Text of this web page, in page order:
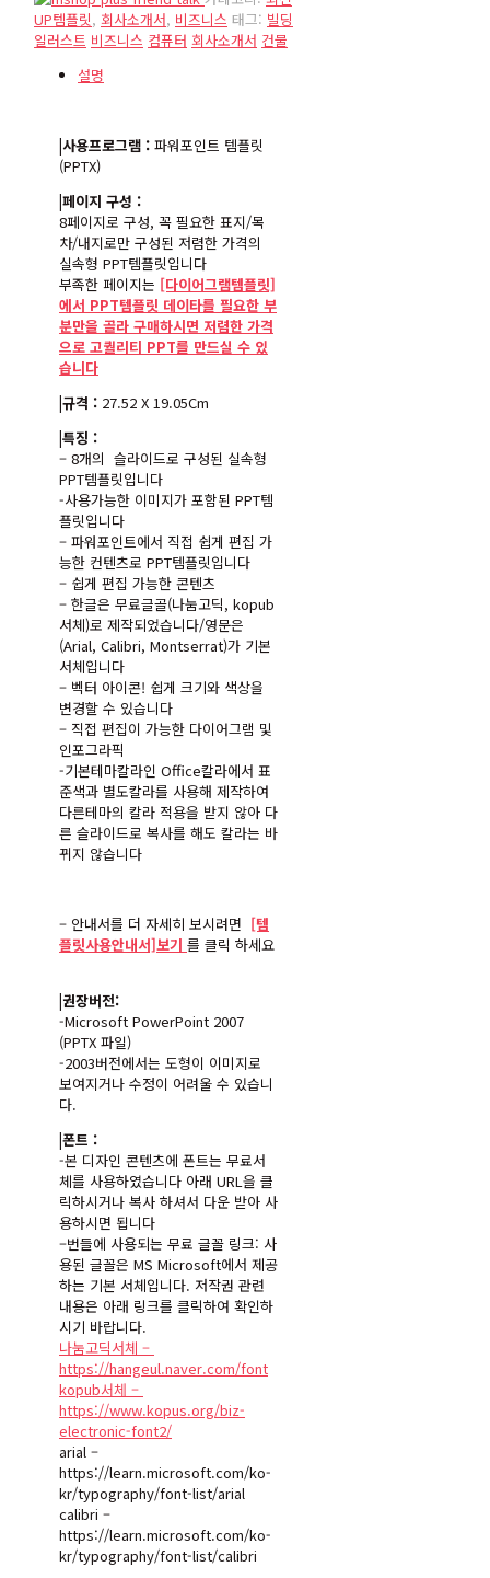
UP템플릿, 회사소개서, 비즈니스 태그: 빌딩
일러스트 비즈니스 컴퓨터 회사소개서 건물
설명
|사용프로그램 : 파워포인트 템플릿
(PPTX)
|페이지 구성 :
8페이지로 구성, 꼭 필요한 표지/목
차/내지로만 구성된 저렴한 가격의
실속형 PPT템플릿입니다
부족한 페이지는 [다이어그램템플릿]
에서 PPT템플릿 데이타를 필요한 부
분만을 골라 구매하시면 저렴한 가격
으로 고퀄리티 PPT를 만드실 수 있
습니다
|규격 : 27.52 X 19.05Cm
|특징 :
– 8개의 슬라이드로 구성된 실속형
PPT템플릿입니다
-사용가능한 이미지가 포함된 PPT템
플릿입니다
– 파워포인트에서 직접 쉽게 편집 가
능한 컨텐츠로 PPT템플릿입니다
– 쉽게 편집 가능한 콘텐츠
– 한글은 무료글골(나눔고딕, kopub
서체)로 제작되었습니다/영문은
(Arial, Calibri, Montserrat)가 기본
서체입니다
– 벡터 아이콘! 쉽게 크기와 색상을
변경할 수 있습니다
– 직접 편집이 가능한 다이어그램 및
인포그라픽
-기본테마칼라인 Office칼라에서 표
준색과 별도칼라를 사용해 제작하여
다른테마의 칼라 적용을 받지 않아 다
른 슬라이드로 복사를 해도 칼라는 바
뀌지 않습니다
– 안내서를 더 자세히 보시려면 [템
플릿사용안내서]보기 를 클릭 하세요
|권장버전:
-Microsoft PowerPoint 2007
(PPTX 파일)
-2003버전에서는 도형이 이미지로
보여지거나 수정이 어려울 수 있습니
다.
|폰트 :
-본 디자인 콘텐츠에 폰트는 무료서
체를 사용하였습니다 아래 URL을 클
릭하시거나 복사 하셔서 다운 받아 사
용하시면 됩니다
–번들에 사용되는 무료 글꼴 링크: 사
용된 글꼴은 MS Microsoft에서 제공
하는 기본 서체입니다. 저작권 관련
내용은 아래 링크를 클릭하여 확인하
시기 바랍니다.
나눔고딕서체 –
https://hangeul.naver.com/font
kopub서체 –
https://www.kopus.org/biz-
electronic-font2/
arial –
https://learn.microsoft.com/ko-
kr/typography/font-list/arial
calibri –
https://learn.microsoft.com/ko-
kr/typography/font-list/calibri